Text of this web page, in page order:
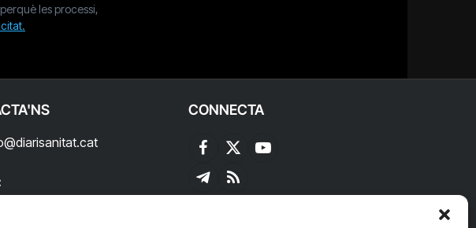
les processi,
CONNECTA
Facebook
X
(Twitter)
YouTube
Telegram
RSS